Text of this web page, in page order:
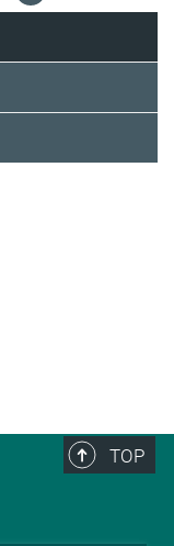
TOP